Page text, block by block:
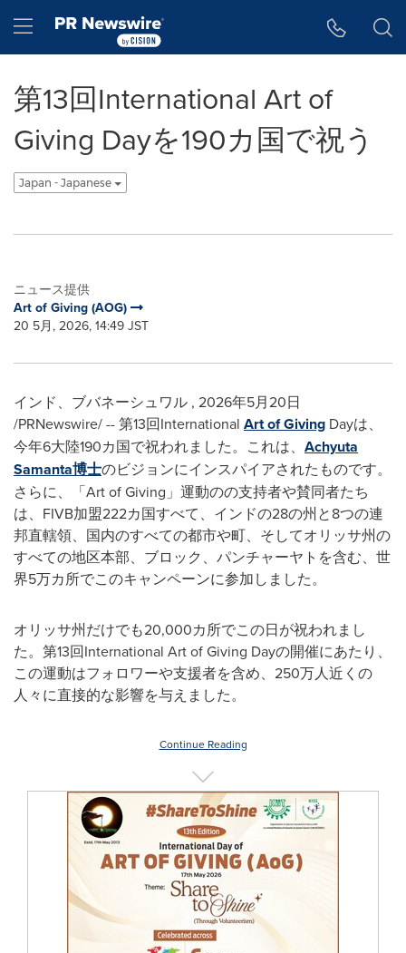
Hamburger menu
第13回International Art of
Giving Dayを190カ国で祝う
Japan - Japanese
ニュース提供
Art of Giving (AOG)
20 5月, 2026, 14:49 JST
インド、ブバネーシュワル , 2026年5月20日
/PRNewswire/ -- 第13回International Art of Giving Dayは、
今年6大陸190カ国で祝われました。これは、 Achyuta
Samanta博士のビジョンにインスパイアされたものです。
さらに、「Art of Giving」運動のの支持者や賛同者たち
は、FIVB加盟222カ国すべて、インドの28の州と8つの連
邦直轄領、国内のすべての都市や町、そしてオリッサ州の
すべての地区本部、ブロック、パンチャーヤトを含む、世
界5万カ所でこのキャンペーンに参加しました。
オリッサ州だけでも20,000カ所でこの日が祝われまし
た。第13回International Art of Giving Dayの開催にあたり、
この運動はフォロワーや支援者を含め、250万人近くの
人々に直接的な影響を与えました。
Continue Reading